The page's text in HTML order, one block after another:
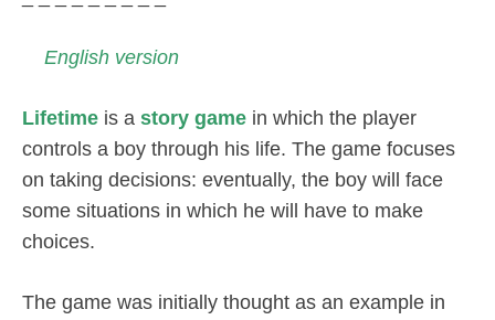
English version
Lifetime is a story game in which the player
controls a boy through his life. The game focuses
on taking decisions: eventually, the boy will face
some situations in which he will have to make
choices.
The game was initially thought as an example in